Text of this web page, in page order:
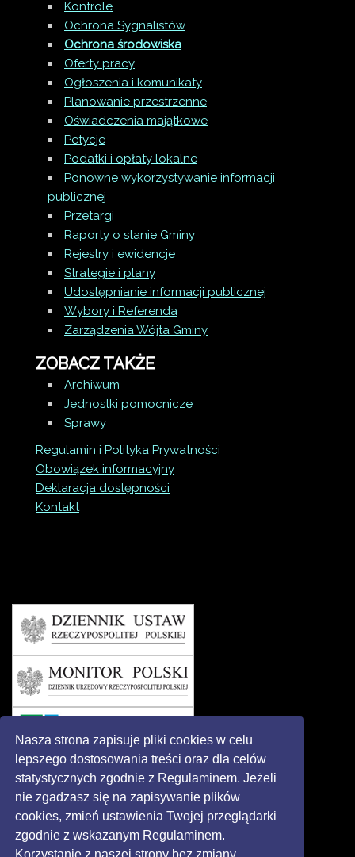
Nasza strona zapisuje pliki cookies w celu
lepszego dostosowania treści oraz dla celów
statystycznych zgodnie z Regulaminem. Jeżeli
nie zgadzasz się na zapisywanie plików
cookies, zmień ustawienia Twojej przeglądarki
zgodnie z wskazanym Regulaminem.
Korzystanie z naszej strony bez zmiany
Kontrole
Ochrona Sygnalistów
Ochrona środowiska
Oferty pracy
Ogłoszenia i komunikaty
Planowanie przestrzenne
Oświadczenia majątkowe
Petycje
Podatki i opłaty lokalne
Ponowne wykorzystywanie informacji
publicznej
Przetargi
Raporty o stanie Gminy
Rejestry i ewidencje
Strategie i plany
Udostępnianie informacji publicznej
Wybory i Referenda
Zarządzenia Wójta Gminy
ZOBACZ TAKŻE
Archiwum
Jednostki pomocnicze
Sprawy
Regulamin i Polityka Prywatności
Obowiązek informacyjny
Deklaracja dostępności
Kontakt